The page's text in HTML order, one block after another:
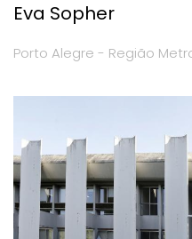
Eva Sopher
Porto Alegre - Região